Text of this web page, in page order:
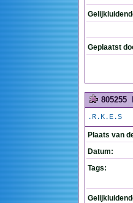
Geplaatst
805255
.R.K.E.S
Plaats van
Datum:
Tags: